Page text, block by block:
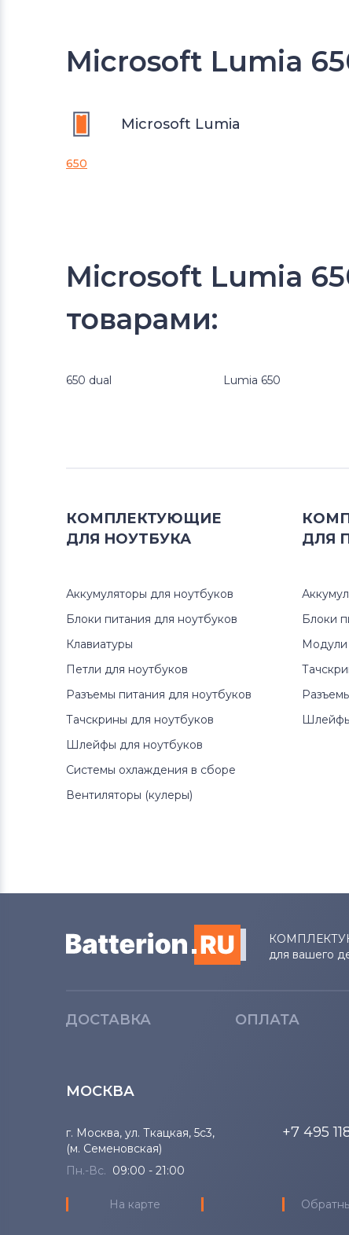
Microsoft Lumia
Microsoft Lumia
650
Microsoft Lumia
товарами:
650 dual Lumia 650
КОМПЛЕКТУЮЩИЕ
ДЛЯ НОУТБУКА
Аккумуляторы для ноутбуков
Блоки питания для ноутбуков
Клавиатуры
Петли для ноутбуков
Разъемы питания для ноутбуков
Тачскрины для ноутбуков
Шлейфы для ноутбуков
Системы охлаждения в сборе
Вентиляторы (кулеры)
ДЛЯ
Блоки
Модули
Шлейфы
для вашего
ДОСТАВКА ОПЛАТА
МОСКВА
г. Москва, ул. Ткацкая, 5с3,
(м. Семеновская)
Пн.-Вс. 09:00 - 21:00
На карте
+7 495